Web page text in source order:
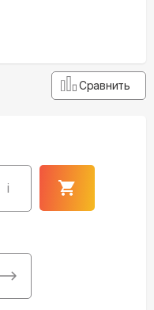
Сравнить
i